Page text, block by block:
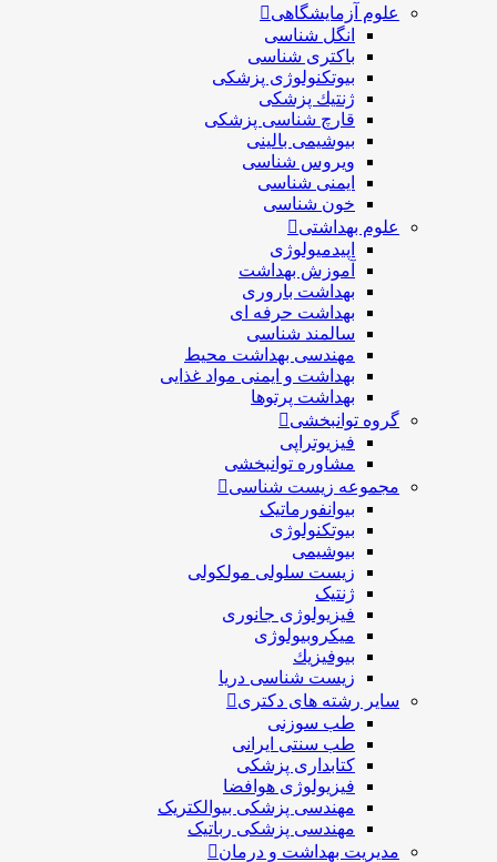
علوم آزمایشگاهی
انگل شناسی
باکتری شناسی
بیوتکنولوژی پزشکی
ژنتيك پزشکی
قارچ شناسی پزشكی
بیوشیمی بالینی
ویروس شناسی
ایمنی شناسی
خون شناسی
علوم بهداشتی
اپیدمیولوژی
آموزش بهداشت
بهداشت باروری
بهداشت حرفه ای
سالمند شناسی
مهندسی بهداشت محيط
بهداشت و ایمنی مواد غذایی
بهداشت پرتوها
گروه توانبخشی
فیزیوتراپی
مشاوره توانبخشی
مجموعه زیست شناسی
بیوانفورماتیک
بیوتکنولوژی
بیوشیمی
زیست سلولی مولکولی
ژنتیک
فیزیولوژی جانوری
میکروبیولوژی
بيوفيزيك
زیست شناسی دریا
سایر رشته های دکتری
طب سوزنی
طب سنتی ایرانی
کتابداری پزشکی
فیزیولوژی هوافضا
مهندسی پزشکی بیوالکتریک
مهندسی پزشکی رباتیک
مدیریت بهداشت و درمان